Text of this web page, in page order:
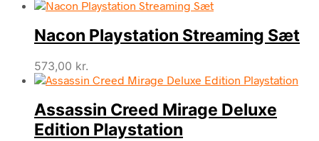
Nacon Playstation Streaming Sæt
573,00 kr.
Assassin Creed Mirage Deluxe
Edition Playstation